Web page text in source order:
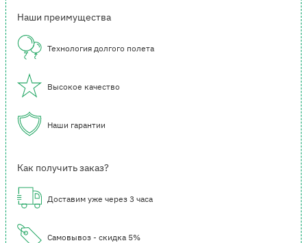
Наши преимущества
Технология долгого полета
Высокое качество
Наши гарантии
Как получить заказ?
Доставим уже через 3 часа
Самовывоз - скидка 5%